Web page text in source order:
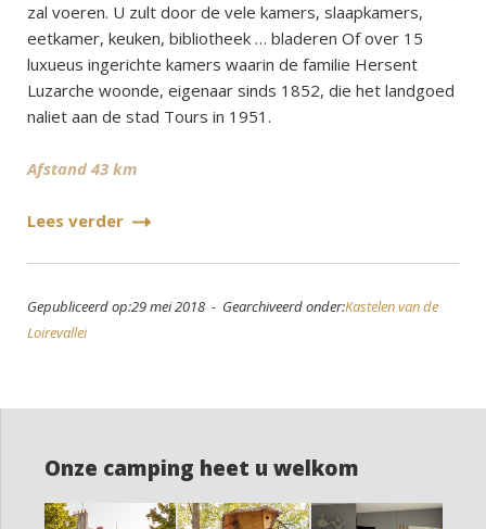
zal voeren. U zult door de vele kamers, slaapkamers,
eetkamer, keuken, bibliotheek … bladeren Of over 15
luxueus ingerichte kamers waarin de familie Hersent
Luzarche woonde, eigenaar sinds 1852, die het landgoed
naliet aan de stad Tours in 1951.
Afstand 43 km
Lees verder
Gepubliceerd op:29 mei 2018 - Gearchiveerd onder:Kastelen van de
Loirevallei
Onze camping heet u welkom